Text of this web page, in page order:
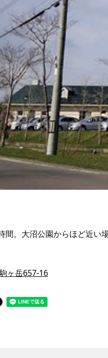
間。大沼公園からほど近
ヶ岳657-16